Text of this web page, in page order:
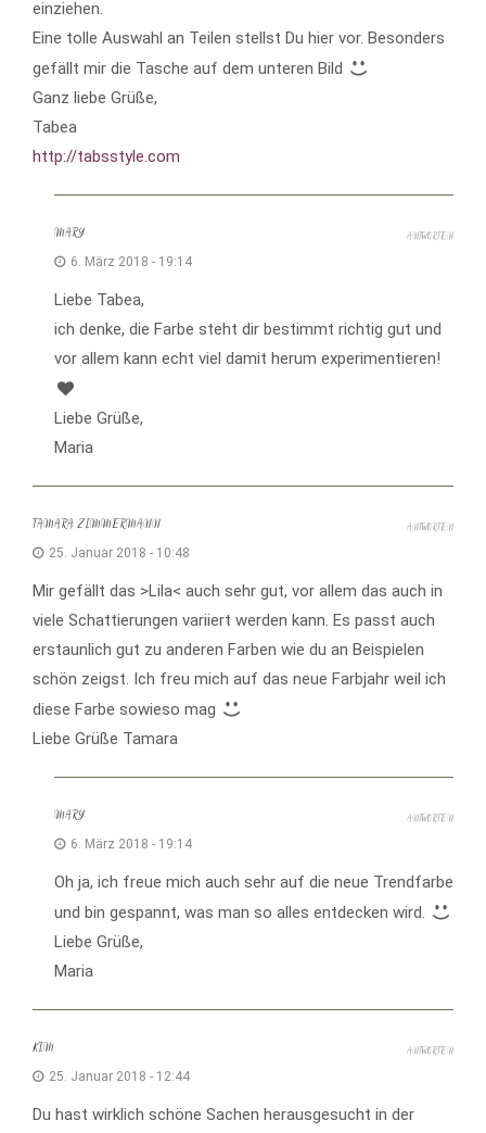
einziehen.
Eine tolle Auswahl an Teilen stellst Du hier vor. Besonders
gefällt mir die Tasche auf dem unteren Bild
Ganz liebe Grüße,
Tabea
http://tabsstyle.com
MARY
6. März 2018 - 19:14
Liebe Tabea,
ich denke, die Farbe steht dir bestimmt richtig gut und
vor allem kann echt viel damit herum experimentieren!
Liebe Grüße,
Maria
ANTWORTEN
TAMARA ZIMMERMANN
25. Januar 2018 - 10:48
Mir gefällt das >Lila< auch sehr gut, vor allem das auch in
viele Schattierungen variiert werden kann. Es passt auch
erstaunlich gut zu anderen Farben wie du an Beispielen
schön zeigst. Ich freu mich auf das neue Farbjahr weil ich
diese Farbe sowieso mag
Liebe Grüße Tamara
ANTWORTEN
MARY
6. März 2018 - 19:14
Oh ja, ich freue mich auch sehr auf die neue Trendfarbe
und bin gespannt, was man so alles entdecken wird.
Liebe Grüße,
Maria
ANTWORTEN
KIM
25. Januar 2018 - 12:44
Du hast wirklich schöne Sachen herausgesucht in der
ANTWORTEN